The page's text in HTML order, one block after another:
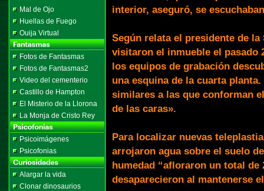
Mal de Ojo
Huellas de Fuego
Ouija Virtual
Fotos de Fantasmas
Fotos de Fantasmas2
Video del cementerio
Castillo de Hampton
El Misterio de la Llorona
La Monja de Cristo Rey
Psicoimágenes
Psicofonias
Alargar la vida
Clonar dinosaurios
interior, aseguró, se
Según relata el presidente de
visitaron el inmueble el pasado
los equipos de grabación
una esquina de la cuarta
similares a las que conforman
de las caras».
Para localizar nuevas
arrojaron agua sobre el suelo
humedad “afloraron un total de
desaparecieron al mantenerse